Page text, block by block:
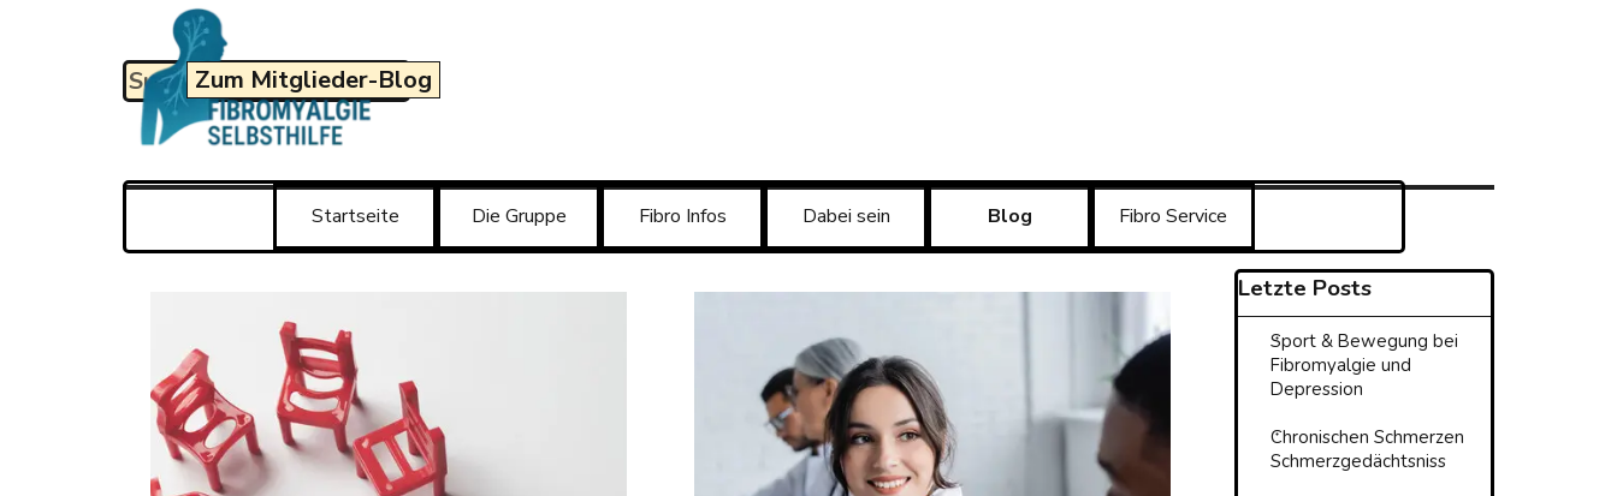
Zum Mitglieder-Blog
Menü überspringen
Startseite Die Gruppe Fibro Infos Dabei sein Blog Fibro Service
Block überspringen Letzte
Letzte Posts
Sport & Bewegung bei
Fibromyalgie und
Depression
Chronischen Schmerzen
Schmerzgedächtsniss